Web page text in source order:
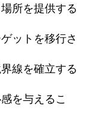
所を提供する
ットを移行さ
線を確立する
を与えるこ